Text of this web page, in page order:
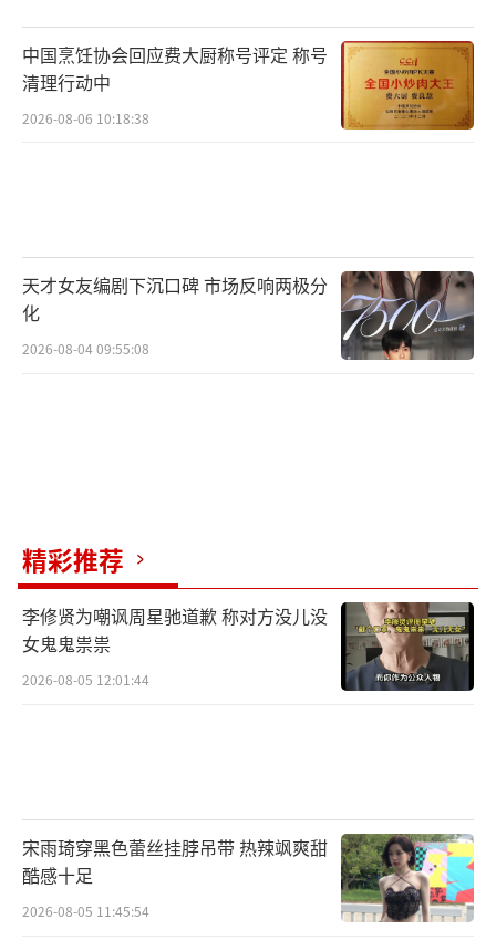
中国烹饪协会回应费大厨称号评定 称号
清理行动中
2026-08-06 10:18:38
天才女友编剧下沉口碑 市场反响两极分
化
2026-08-04 09:55:08
精彩推荐
李修贤为嘲讽周星驰道歉 称对方没儿没
女鬼鬼祟祟
2026-08-05 12:01:44
宋雨琦穿黑色蕾丝挂脖吊带 热辣飒爽甜
酷感十足
2026-08-05 11:45:54